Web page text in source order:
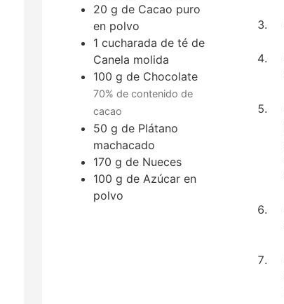
20 g de Cacao puro
en polvo
1 cucharada de té de
Canela molida
100 g de Chocolate
70% de contenido de
cacao
50 g de Plátano
machacado
170 g de Nueces
100 g de Azúcar en
polvo